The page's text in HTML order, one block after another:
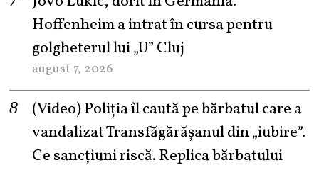
Hoffenheim a intrat în cursa pentru
golgheterul lui „U” Cluj
august 7, 2026
(Video) Poliția îl caută pe bărbatul care a
vandalizat Transfăgărășanul din „iubire”.
Ce sancțiuni riscă. Replica bărbatului